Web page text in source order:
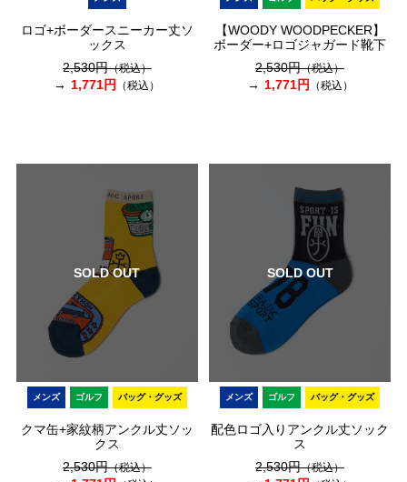
ロゴ+ボーダースニーカー丈ソ
ックス
2,530円（税込）
1,771円 （税込）
【WOODY WOODPECKER】
ボーダー+ロゴジャガード靴下
2,530円（税込）
1,771円 （税込）
SOLD OUT
メンズ ゴルフ バッグ・グッズ
クマ缶+家紋柄アンクル丈ソッ
クス
2,530円（税込）
SOLD OUT
メンズ ゴルフ バッグ・グッズ
配色ロゴ入りアンクル丈ソック
ス
2,530円（税込）